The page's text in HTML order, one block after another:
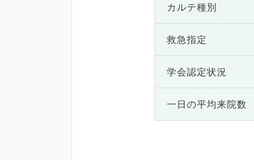
カルテ種別
救急指定
学会認定状況
一日の平均来院数